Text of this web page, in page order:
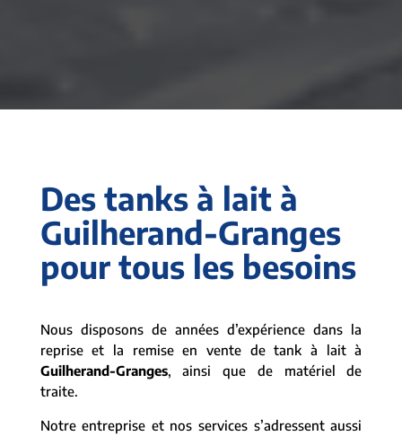
Des tanks à lait à
Guilherand-Granges
pour tous les besoins
Nous disposons de années d’expérience dans la
reprise et la remise en vente de tank à lait à
Guilherand-Granges, ainsi que de matériel de
traite.
Notre entreprise et nos services s’adressent aussi